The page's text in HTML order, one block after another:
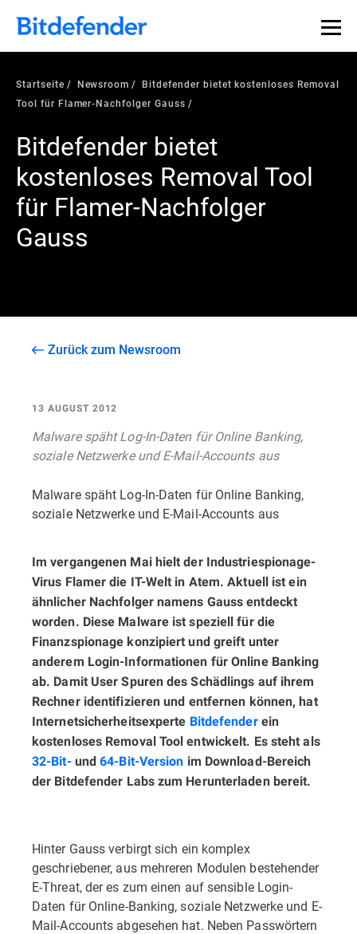
Startseite Newsroom
Bitdefender bietet kostenloses Removal
Tool für Flamer-Nachfolger Gauss
Bitdefender bietet
kostenloses Removal Tool
für Flamer-Nachfolger
Gauss
Zurück zum Newsroom
13 AUGUST 2012
Malware späht Log-In-Daten für Online Banking,
soziale Netzwerke und E-Mail-Accounts aus
Malware späht Log-In-Daten für Online Banking,
soziale Netzwerke und E-Mail-Accounts aus
Im vergangenen Mai hielt der Industriespionage-
Virus Flamer die IT-Welt in Atem. Aktuell ist ein
ähnlicher Nachfolger namens Gauss entdeckt
worden. Diese Malware ist speziell für die
Finanzspionage konzipiert und greift unter
anderem Login-Informationen für Online Banking
ab. Damit User Spuren des Schädlings auf ihrem
Rechner identifizieren und entfernen können, hat
Internetsicherheitsexperte Bitdefender ein
kostenloses Removal Tool entwickelt. Es steht als
32-Bit-und64-Bit-Version im Download-Bereich
der Bitdefender Labs zum Herunterladen bereit.
Hinter Gauss verbirgt sich ein komplex
geschriebener, aus mehreren Modulen bestehender
E-Threat, der es zum einen auf sensible Login-
Daten für Online-Banking, soziale Netzwerke und E-
Mail-Accounts abgesehen hat. Neben Passwörtern